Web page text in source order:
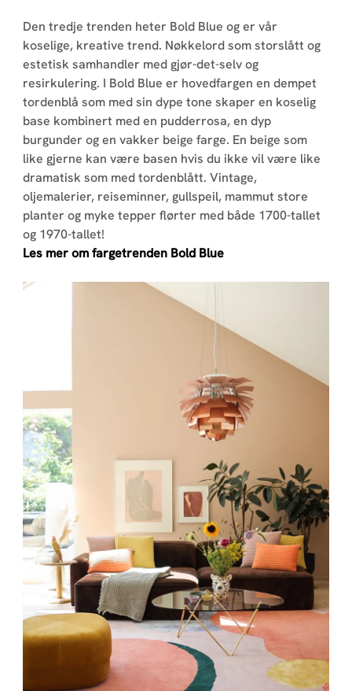
Den tredje trenden heter Bold Blue og er vår
koselige, kreative trend. Nøkkelord som storslått og
estetisk samhandler med gjør-det-selv og
resirkulering. I Bold Blue er hovedfargen en dempet
tordenblå som med sin dype tone skaper en koselig
base kombinert med en pudderrosa, en dyp
burgunder og en vakker beige farge. En beige som
like gjerne kan være basen hvis du ikke vil være like
dramatisk som med tordenblått. Vintage,
oljemalerier, reiseminner, gullspeil, mammut store
planter og myke tepper flørter med både 1700-tallet
og 1970-tallet!
Les mer om fargetrenden Bold Blue